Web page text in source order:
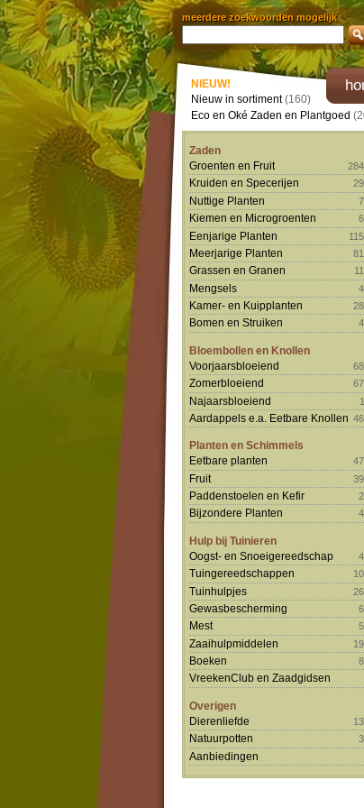
meerdere zoekwoorden mogelijk
NIEUW!
Nieuw in sortiment(160)
Eco en Oké Zaden en Plantgoed
Zaden
Groenten en Fruit
Kruiden en Specerijen
Nuttige Planten
Kiemen en Microgroenten
Eenjarige Planten
Meerjarige Planten
Grassen en Granen
Mengsels
Kamer- en Kuipplanten
Bomen en Struiken
Bloembollen en Knollen
Voorjaarsbloeiend
Zomerbloeiend
Najaarsbloeiend
Aardappels e.a. Eetbare Knollen
Planten en Schimmels
Eetbare planten
Fruit
Paddenstoelen en Kefir
Bijzondere Planten
Hulp bij Tuinieren
Oogst- en Snoeigereedschap
Tuingereedschappen
Tuinhulpjes
Gewasbescherming
Mest
Zaaihulpmiddelen
Boeken
VreekenClub en Zaadgidsen
Overigen
Dierenliefde
Natuurpotten
Aanbiedingen